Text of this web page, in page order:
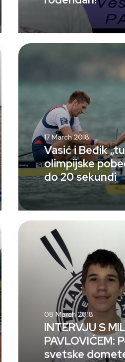
17 March 2018
Vasić i Beđik
olimpijske
do 20 sekundi
08 March 2018
INTERVJU S
PAVLOVIĆEM:
svetske